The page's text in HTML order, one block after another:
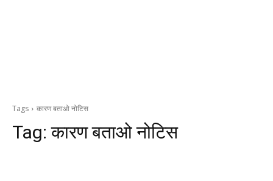
Tags कारण बताओ नोटिस
Tag:कारण बताओ नोटिस